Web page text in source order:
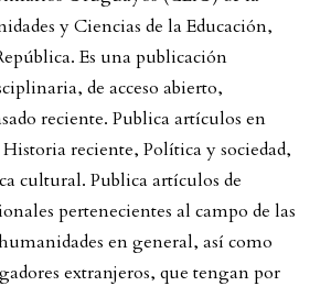
y Ciencias de la Educación,
Es una publicación
de acceso abierto,
reciente. Publica artículos en
Historia reciente, Política y sociedad,
cultural. Publica artículos de
pertenecientes al campo de las
en general, así como
extranjeros, que tengan por